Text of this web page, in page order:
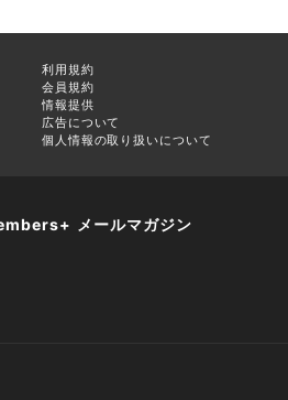
利用規約
会員規約
情報提供
広告について
個人情報の取り扱いについて
メールマガジン